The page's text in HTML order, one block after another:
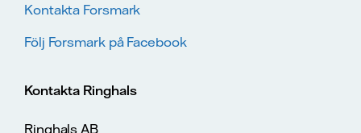
Kontakta Forsmark
Följ Forsmark på Facebook
Kontakta Ringhals
Ringhals AB